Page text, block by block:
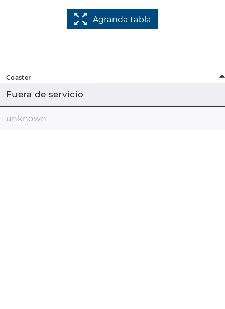
Agranda tabla
Coaster
Fuera de servicio
unknown